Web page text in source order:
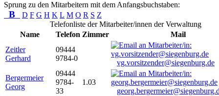
Sprung zu den Mitarbeitern mit dem Anfangsbuchstaben:
B D F G H K L M O R S Z
Telefonliste der Mitarbeiter/innen der Verwaltung
Name
Telefon Zimmer
Mail
Zeitler
Gerhard
09444
9784-0
vg.vorsitzender@siegenburg.de
Bergermeier
Georg
09444
9784-
33
1.03